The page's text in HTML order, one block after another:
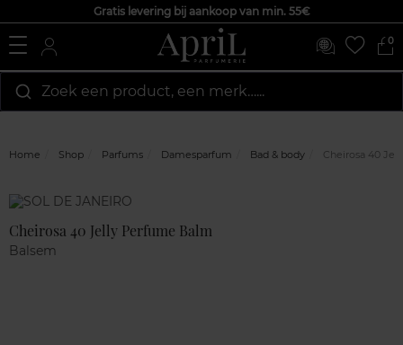
Gratis levering bij aankoop van min. 55€
0
Zoek een product, een merk…...
Home Shop Parfums Damesparfum Bad & body Cheirosa 40
Marque
Cheirosa 40 Jelly Perfume Balm
Balsem